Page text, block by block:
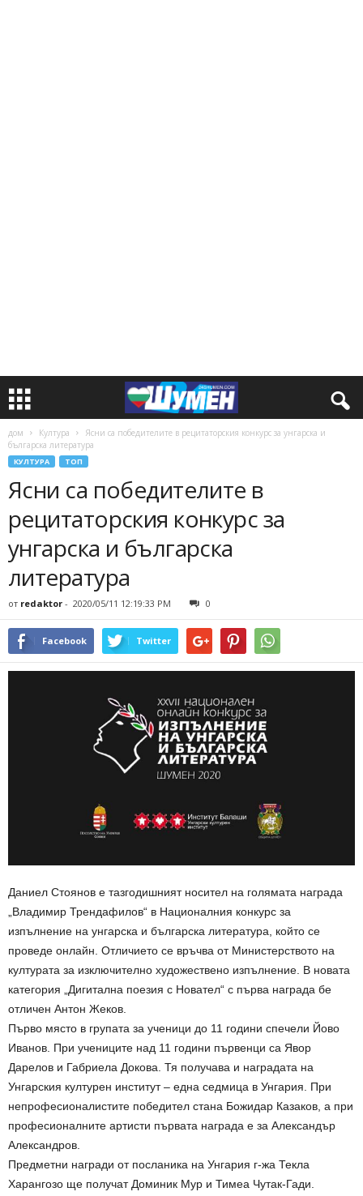
дом Култура
Ясни са победителите в рецитаторския конкурс за унгарска и
българска литература
КУЛТУРА ТОП
Ясни са победителите в
рецитаторския конкурс за
унгарска и българска
литература
от redaktor - 2020/05/11 12:19:33 PM 0
Facebook Twitter
Даниел Стоянов е тазгодишният носител на голямата награда
„Владимир Трендафилов“ в Националния конкурс за
изпълнение на унгарска и българска литература, който се
проведе онлайн. Отличието се връчва от Министерството на
културата за изключително художествено изпълнение. В новата
категория „Дигитална поезия с Новател“ с първа награда бе
отличен Антон Жеков.
Първо място в групата за ученици до 11 години спечели Йово
Иванов. При учениците над 11 години първенци са Явор
Дарелов и Габриела Докова. Тя получава и наградата на
Унгарския културен институт – една седмица в Унгария. При
непрофесионалистите победител стана Божидар Казаков, а при
професионалните артисти първата награда е за Александър
Александров.
Предметни награди от посланика на Унгария г-жа Текла
Харангозо ще получат Доминик Мур и Тимеа Чутак-Гади.